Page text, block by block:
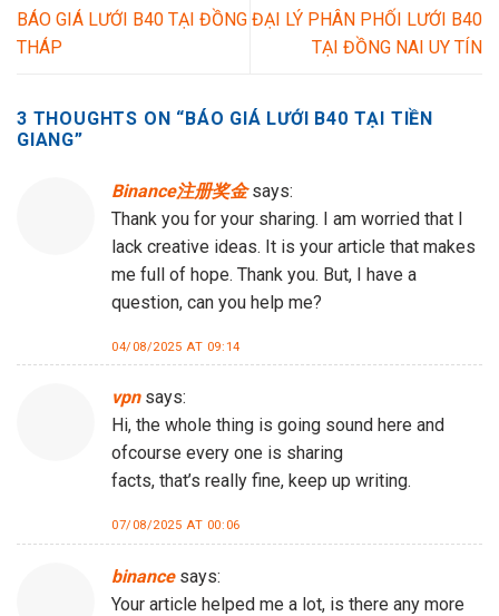
BÁO GIÁ LƯỚI B40 TẠI ĐỒNG
THÁP
ĐẠI LÝ PHÂN PHỐI LƯỚI B40
TẠI ĐỒNG NAI UY TÍN
3 THOUGHTS ON “BÁO GIÁ LƯỚI B40 TẠI TIỀN
GIANG”
Binance注册奖金 says:
Thank you for your sharing. I am worried that I
lack creative ideas. It is your article that makes
me full of hope. Thank you. But, I have a
question, can you help me?
04/08/2025 AT 09:14
vpn says:
Hi, the whole thing is going sound here and
ofcourse every one is sharing
facts, that’s really fine, keep up writing.
07/08/2025 AT 00:06
binance says:
Your article helped me a lot, is there any more